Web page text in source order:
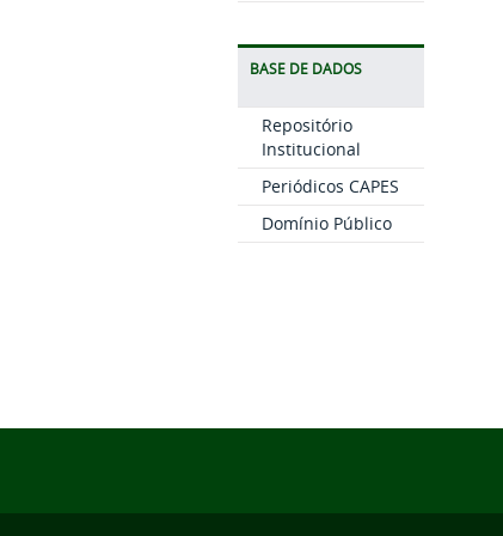
BASE DE DADOS
Repositório
Institucional
Periódicos CAPES
Domínio Público